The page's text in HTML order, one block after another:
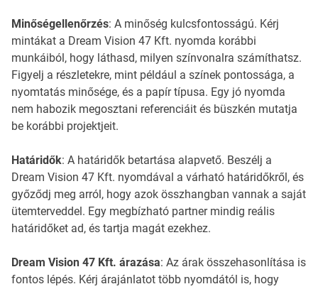
Minőségellenőrzés: A minőség kulcsfontosságú. Kérj
mintákat a Dream Vision 47 Kft. nyomda korábbi
munkáiból, hogy láthasd, milyen színvonalra számíthatsz.
Figyelj a részletekre, mint például a színek pontossága, a
nyomtatás minősége, és a papír típusa. Egy jó nyomda
nem habozik megosztani referenciáit és büszkén mutatja
be korábbi projektjeit.
Határidők: A határidők betartása alapvető. Beszélj a
Dream Vision 47 Kft. nyomdával a várható határidőkről, és
győződj meg arról, hogy azok összhangban vannak a saját
ütemterveddel. Egy megbízható partner mindig reális
határidőket ad, és tartja magát ezekhez.
Dream Vision 47 Kft. árazása: Az árak összehasonlítása is
fontos lépés. Kérj árajánlatot több nyomdától is, hogy